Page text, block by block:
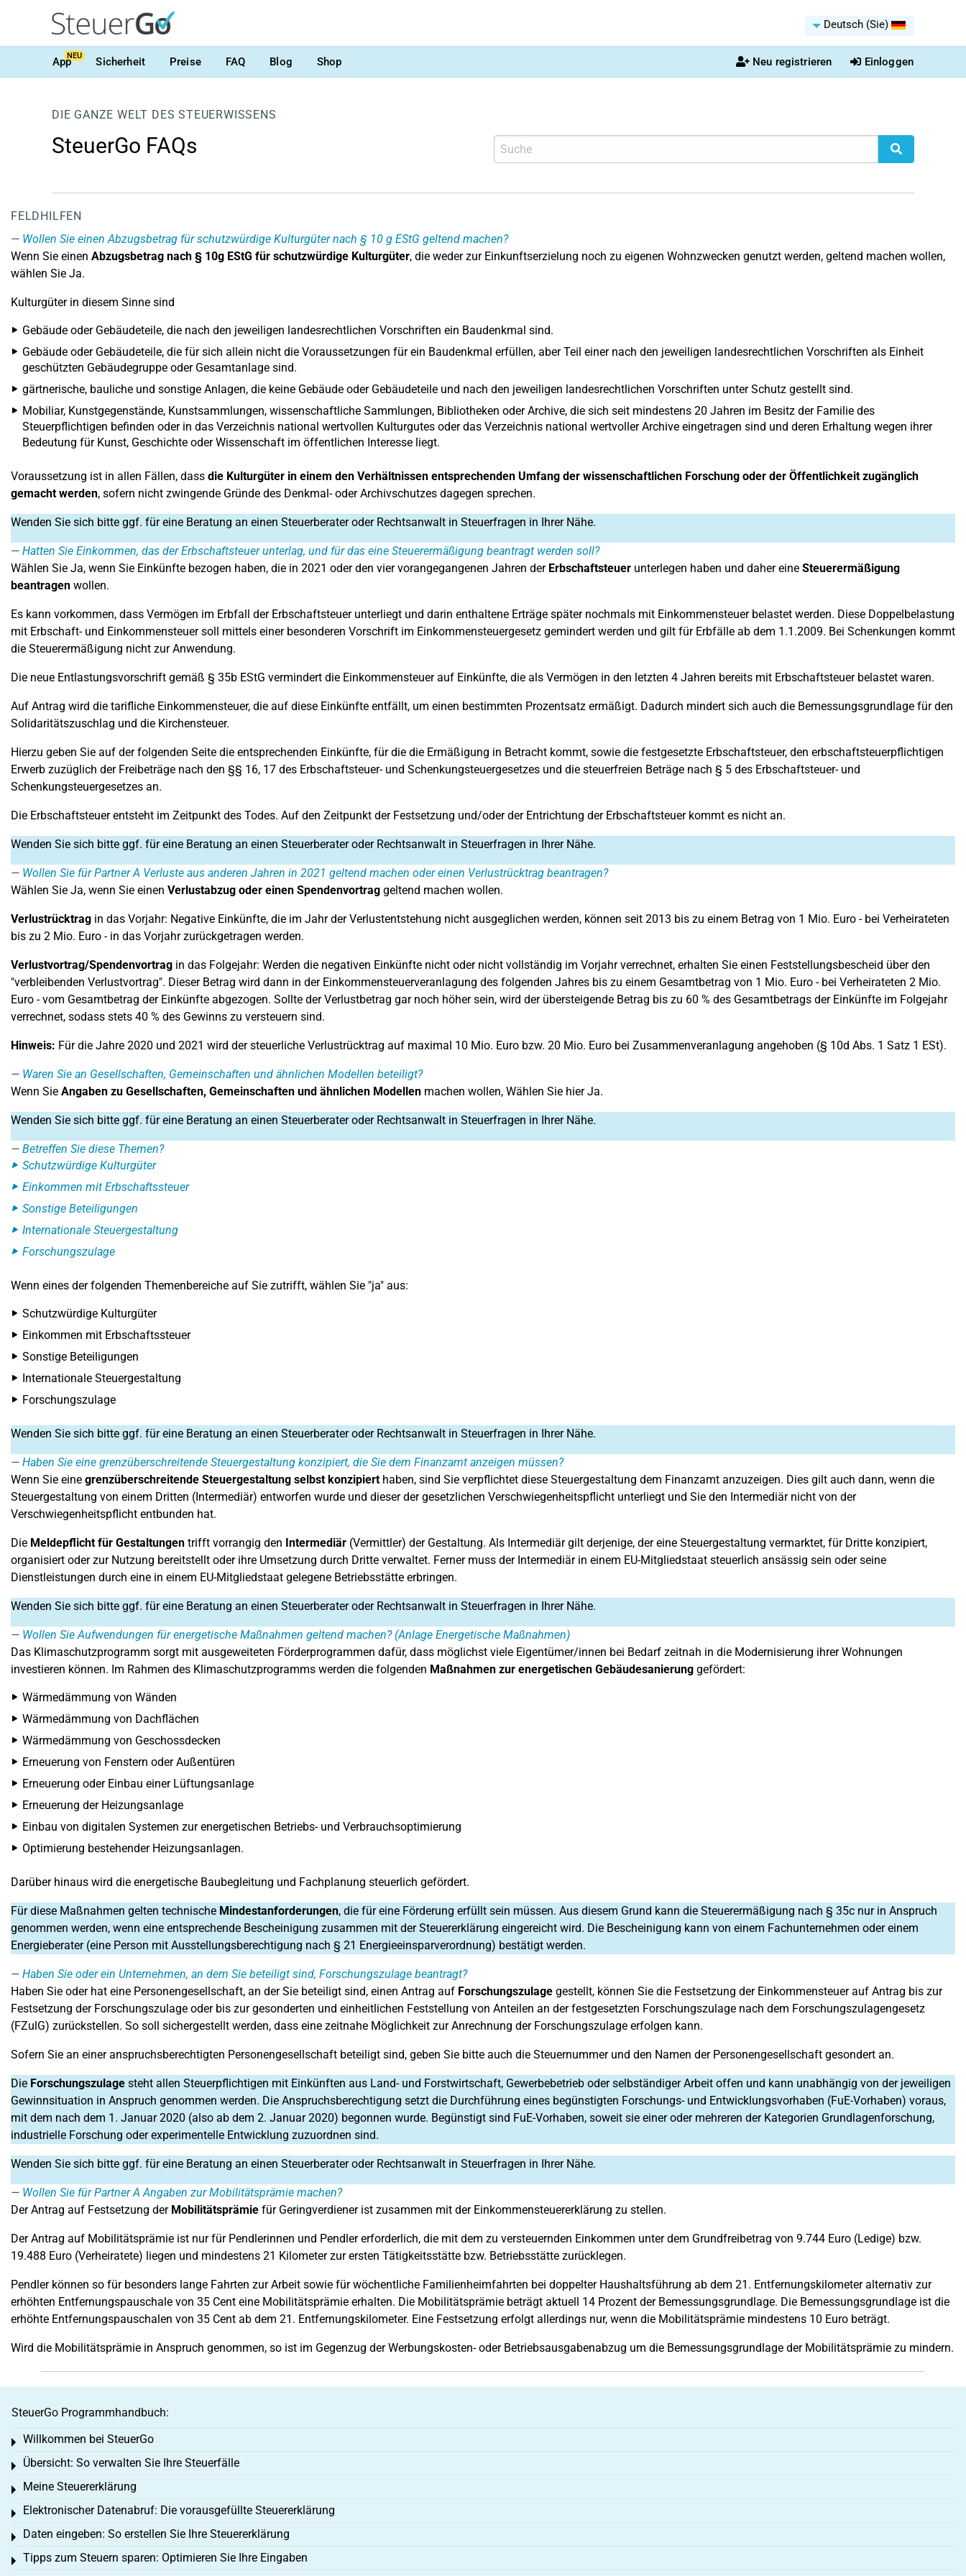
Deutsch (Sie)
AppNEU Sicherheit Preise FAQ Blog Shop Neu registrieren Einloggen
DIE GANZE WELT DES STEUERWISSENS
SteuerGo FAQs
FELDHILFEN
Wollen Sie einen Abzugsbetrag für schutzwürdige Kulturgüter nach § 10 g EStG geltend machen?
Wenn Sie einen Abzugsbetrag nach § 10g EStG für schutzwürdige Kulturgüter, die weder zur Einkunftserzielung noch zu eigenen Wohnzwecken genutzt werden, geltend machen wollen,
wählen Sie Ja.
Kulturgüter in diesem Sinne sind
Gebäude oder Gebäudeteile, die nach den jeweiligen landesrechtlichen Vorschriften ein Baudenkmal sind.
Gebäude oder Gebäudeteile, die für sich allein nicht die Voraussetzungen für ein Baudenkmal erfüllen, aber Teil einer nach den jeweiligen landesrechtlichen Vorschriften als Einheit
geschützten Gebäudegruppe oder Gesamtanlage sind.
gärtnerische, bauliche und sonstige Anlagen, die keine Gebäude oder Gebäudeteile und nach den jeweiligen landesrechtlichen Vorschriften unter Schutz gestellt sind.
Mobiliar, Kunstgegenstände, Kunstsammlungen, wissenschaftliche Sammlungen, Bibliotheken oder Archive, die sich seit mindestens 20 Jahren im Besitz der Familie des
Steuerpflichtigen befinden oder in das Verzeichnis national wertvollen Kulturgutes oder das Verzeichnis national wertvoller Archive eingetragen sind und deren Erhaltung wegen ihrer
Bedeutung für Kunst, Geschichte oder Wissenschaft im öffentlichen Interesse liegt.
Voraussetzung ist in allen Fällen, dass die Kulturgüter in einem den Verhältnissen entsprechenden Umfang der wissenschaftlichen Forschung oder der Öffentlichkeit zugänglich
gemacht werden, sofern nicht zwingende Gründe des Denkmal- oder Archivschutzes dagegen sprechen.
Wenden Sie sich bitte ggf. für eine Beratung an einen Steuerberater oder Rechtsanwalt in Steuerfragen in Ihrer Nähe.
Hatten Sie Einkommen, das der Erbschaftsteuer unterlag, und für das eine Steuerermäßigung beantragt werden soll?
Wählen Sie Ja, wenn Sie Einkünfte bezogen haben, die in 2021 oder den vier vorangegangenen Jahren der Erbschaftsteuer unterlegen haben und daher eine Steuerermäßigung
beantragen wollen.
Es kann vorkommen, dass Vermögen im Erbfall der Erbschaftsteuer unterliegt und darin enthaltene Erträge später nochmals mit Einkommensteuer belastet werden. Diese Doppelbelastung
mit Erbschaft- und Einkommensteuer soll mittels einer besonderen Vorschrift im Einkommensteuergesetz gemindert werden und gilt für Erbfälle ab dem 1.1.2009. Bei Schenkungen kommt
die Steuerermäßigung nicht zur Anwendung.
Die neue Entlastungsvorschrift gemäß § 35b EStG vermindert die Einkommensteuer auf Einkünfte, die als Vermögen in den letzten 4 Jahren bereits mit Erbschaftsteuer belastet waren.
Auf Antrag wird die tarifliche Einkommensteuer, die auf diese Einkünfte entfällt, um einen bestimmten Prozentsatz ermäßigt. Dadurch mindert sich auch die Bemessungsgrundlage für den
Solidaritätszuschlag und die Kirchensteuer.
Hierzu geben Sie auf der folgenden Seite die entsprechenden Einkünfte, für die die Ermäßigung in Betracht kommt, sowie die festgesetzte Erbschaftsteuer, den erbschaftsteuerpflichtigen
Erwerb zuzüglich der Freibeträge nach den §§ 16, 17 des Erbschaftsteuer- und Schenkungsteuergesetzes und die steuerfreien Beträge nach § 5 des Erbschaftsteuer- und
Schenkungsteuergesetzes an.
Die Erbschaftsteuer entsteht im Zeitpunkt des Todes. Auf den Zeitpunkt der Festsetzung und/oder der Entrichtung der Erbschaftsteuer kommt es nicht an.
Wenden Sie sich bitte ggf. für eine Beratung an einen Steuerberater oder Rechtsanwalt in Steuerfragen in Ihrer Nähe.
Wollen Sie für Partner A Verluste aus anderen Jahren in 2021 geltend machen oder einen Verlustrücktrag beantragen?
Wählen Sie Ja, wenn Sie einen Verlustabzug oder einen Spendenvortrag geltend machen wollen.
Verlustrücktrag in das Vorjahr: Negative Einkünfte, die im Jahr der Verlustentstehung nicht ausgeglichen werden, können seit 2013 bis zu einem Betrag von 1 Mio. Euro - bei Verheirateten
bis zu 2 Mio. Euro - in das Vorjahr zurückgetragen werden.
Verlustvortrag/Spendenvortrag in das Folgejahr: Werden die negativen Einkünfte nicht oder nicht vollständig im Vorjahr verrechnet, erhalten Sie einen Feststellungsbescheid über den
"verbleibenden Verlustvortrag". Dieser Betrag wird dann in der Einkommensteuerveranlagung des folgenden Jahres bis zu einem Gesamtbetrag von 1 Mio. Euro - bei Verheirateten 2 Mio.
Euro - vom Gesamtbetrag der Einkünfte abgezogen. Sollte der Verlustbetrag gar noch höher sein, wird der übersteigende Betrag bis zu 60 % des Gesamtbetrags der Einkünfte im Folgejahr
verrechnet, sodass stets 40 % des Gewinns zu versteuern sind.
Hinweis: Für die Jahre 2020 und 2021 wird der steuerliche Verlustrücktrag auf maximal 10 Mio. Euro bzw. 20 Mio. Euro bei Zusammenveranlagung angehoben (§ 10d Abs. 1 Satz 1 ESt).
Waren Sie an Gesellschaften, Gemeinschaften und ähnlichen Modellen beteiligt?
Wenn Sie Angaben zu Gesellschaften, Gemeinschaften und ähnlichen Modellen machen wollen, Wählen Sie hier Ja.
Wenden Sie sich bitte ggf. für eine Beratung an einen Steuerberater oder Rechtsanwalt in Steuerfragen in Ihrer Nähe.
Betreffen Sie diese Themen?
Schutzwürdige Kulturgüter
Einkommen mit Erbschaftssteuer
Sonstige Beteiligungen
Internationale Steuergestaltung
Forschungszulage
Wenn eines der folgenden Themenbereiche auf Sie zutrifft, wählen Sie "ja" aus:
Schutzwürdige Kulturgüter
Einkommen mit Erbschaftssteuer
Sonstige Beteiligungen
Internationale Steuergestaltung
Forschungszulage
Wenden Sie sich bitte ggf. für eine Beratung an einen Steuerberater oder Rechtsanwalt in Steuerfragen in Ihrer Nähe.
Haben Sie eine grenzüberschreitende Steuergestaltung konzipiert, die Sie dem Finanzamt anzeigen müssen?
Wenn Sie eine grenzüberschreitende Steuergestaltung selbst konzipierthaben, sind Sie verpflichtet diese Steuergestaltung dem Finanzamt anzuzeigen. Dies gilt auch dann, wenn die
Steuergestaltung von einem Dritten (Intermediär) entworfen wurde und dieser der gesetzlichen Verschwiegenheitspflicht unterliegt und Sie den Intermediär nicht von der
Verschwiegenheitspflicht entbunden hat.
Die Meldepflicht für Gestaltungen trifft vorrangig den Intermediär (Vermittler) der Gestaltung. Als Intermediär gilt derjenige, der eine Steuergestaltung vermarktet, für Dritte konzipiert,
organisiert oder zur Nutzung bereitstellt oder ihre Umsetzung durch Dritte verwaltet. Ferner muss der Intermediär in einem EU-Mitgliedstaat steuerlich ansässig sein oder seine
Dienstleistungen durch eine in einem EU-Mitgliedstaat gelegene Betriebsstätte erbringen.
Wenden Sie sich bitte ggf. für eine Beratung an einen Steuerberater oder Rechtsanwalt in Steuerfragen in Ihrer Nähe.
Wollen Sie Aufwendungen für energetische Maßnahmen geltend machen? (Anlage Energetische Maßnahmen)
Das Klimaschutzprogramm sorgt mit ausgeweiteten Förderprogrammen dafür, dass möglichst viele Eigentümer/innen bei Bedarf zeitnah in die Modernisierung ihrer Wohnungen
investieren können. Im Rahmen des Klimaschutzprogramms werden die folgenden Maßnahmen zur energetischen Gebäudesanierung gefördert:
Wärmedämmung von Wänden
Wärmedämmung von Dachflächen
Wärmedämmung von Geschossdecken
Erneuerung von Fenstern oder Außentüren
Erneuerung oder Einbau einer Lüftungsanlage
Erneuerung der Heizungsanlage
Einbau von digitalen Systemen zur energetischen Betriebs- und Verbrauchsoptimierung
Optimierung bestehender Heizungsanlagen.
Darüber hinaus wird die energetische Baubegleitung und Fachplanung steuerlich gefördert.
Für diese Maßnahmen gelten technische Mindestanforderungen, die für eine Förderung erfüllt sein müssen. Aus diesem Grund kann die Steuerermäßigung nach § 35c nur in Anspruch
genommen werden, wenn eine entsprechende Bescheinigung zusammen mit der Steuererklärung eingereicht wird. Die Bescheinigung kann von einem Fachunternehmen oder einem
Energieberater (eine Person mit Ausstellungsberechtigung nach § 21 Energieeinsparverordnung) bestätigt werden.
Haben Sie oder ein Unternehmen, an dem Sie beteiligt sind, Forschungszulage beantragt?
Haben Sie oder hat eine Personengesellschaft, an der Sie beteiligt sind, einen Antrag auf Forschungszulage gestellt, können Sie die Festsetzung der Einkommensteuer auf Antrag bis zur
Festsetzung der Forschungszulage oder bis zur gesonderten und einheitlichen Feststellung von Anteilen an der festgesetzten Forschungszulage nach dem Forschungszulagengesetz
(FZulG) zurückstellen. So soll sichergestellt werden, dass eine zeitnahe Möglichkeit zur Anrechnung der Forschungszulage erfolgen kann.
Sofern Sie an einer anspruchsberechtigten Personengesellschaft beteiligt sind, geben Sie bitte auch die Steuernummer und den Namen der Personengesellschaft gesondert an.
Die Forschungszulage steht allen Steuerpflichtigen mit Einkünften aus Land- und Forstwirtschaft, Gewerbebetrieb oder selbständiger Arbeit offen und kann unabhängig von der jeweiligen
Gewinnsituation in Anspruch genommen werden. Die Anspruchsberechtigung setzt die Durchführung eines begünstigten Forschungs- und Entwicklungsvorhaben (FuE-Vorhaben) voraus,
mit dem nach dem 1. Januar 2020 (also ab dem 2. Januar 2020) begonnen wurde. Begünstigt sind FuE-Vorhaben, soweit sie einer oder mehreren der Kategorien Grundlagenforschung,
industrielle Forschung oder experimentelle Entwicklung zuzuordnen sind.
Wenden Sie sich bitte ggf. für eine Beratung an einen Steuerberater oder Rechtsanwalt in Steuerfragen in Ihrer Nähe.
Wollen Sie für Partner A Angaben zur Mobilitätsprämie machen?
Der Antrag auf Festsetzung der Mobilitätsprämie für Geringverdiener ist zusammen mit der Einkommensteuererklärung zu stellen.
Der Antrag auf Mobilitätsprämie ist nur für Pendlerinnen und Pendler erforderlich, die mit dem zu versteuernden Einkommen unter dem Grundfreibetrag von 9.744 Euro (Ledige) bzw.
19.488 Euro (Verheiratete) liegen und mindestens 21 Kilometer zur ersten Tätigkeitsstätte bzw. Betriebsstätte zurücklegen.
Pendler können so für besonders lange Fahrten zur Arbeit sowie für wöchentliche Familienheimfahrten bei doppelter Haushaltsführung ab dem 21. Entfernungskilometer alternativ zur
erhöhten Entfernungspauschale von 35 Cent eine Mobilitätsprämie erhalten. Die Mobilitätsprämie beträgt aktuell 14 Prozent der Bemessungsgrundlage. Die Bemessungsgrundlage ist die
erhöhte Entfernungspauschalen von 35 Cent ab dem 21. Entfernungskilometer. Eine Festsetzung erfolgt allerdings nur, wenn die Mobilitätsprämie mindestens 10 Euro beträgt.
Wird die Mobilitätsprämie in Anspruch genommen, so ist im Gegenzug der Werbungskosten- oder Betriebsausgabenabzug um die Bemessungsgrundlage der Mobilitätsprämie zu mindern.
SteuerGo Programmhandbuch:
Willkommen bei SteuerGo
Toggle menu
Übersicht: So verwalten Sie Ihre Steuerfälle
Toggle menu
Meine Steuererklärung
Toggle menu
Elektronischer Datenabruf: Die vorausgefüllte Steuererklärung
Toggle menu
Daten eingeben: So erstellen Sie Ihre Steuererklärung
Toggle menu
Tipps zum Steuern sparen: Optimieren Sie Ihre Eingaben
Toggle menu